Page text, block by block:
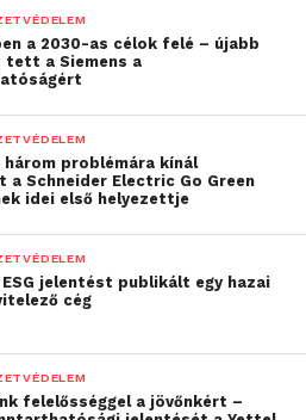
a 2030-as célok felé – újabb
tett a Siemens a
három problémára kínál
a Schneider Electric Go Green
idei első helyezettje
jelentést publikált egy hazai
cég
felelősséggel a jövőnkért –